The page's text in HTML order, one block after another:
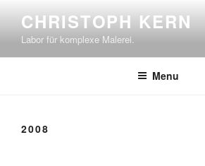
content
CHRISTOPH KERN
Labor für komplexe Malerei.
Menu
2008